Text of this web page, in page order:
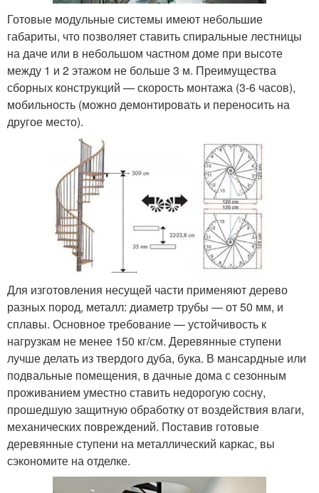
Готовые модульные системы имеют небольшие
габариты, что позволяет ставить спиральные лестницы
на даче или в небольшом частном доме при высоте
между 1 и 2 этажом не больше 3 м. Преимущества
сборных конструкций — скорость монтажа (3-6 часов),
мобильность (можно демонтировать и переносить на
другое место).
Для изготовления несущей части применяют дерево
разных пород, металл: диаметр трубы — от 50 мм, и
сплавы. Основное требование — устойчивость к
нагрузкам не менее 150 кг/см. Деревянные ступени
лучше делать из твердого дуба, бука. В мансардные или
подвальные помещения, в дачные дома с сезонным
проживанием уместно ставить недорогую сосну,
прошедшую защитную обработку от воздействия влаги,
механических повреждений. Поставив готовые
деревянные ступени на металлический каркас, вы
сэкономите на отделке.